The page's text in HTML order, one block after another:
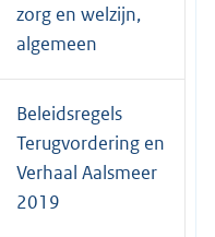
zorg en welzijn,
algemeen
Beleidsregels
Terugvordering en
Verhaal Aalsmeer
2019